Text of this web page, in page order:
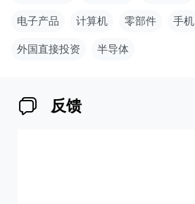
电子产品 计算机 零部件 手机
外国直接投资 半导体
反馈